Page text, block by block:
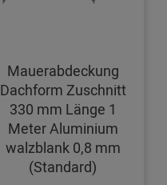
Mauerabdeckung
Dachform Zuschnitt
330 mm Länge 1
Meter Aluminium
walzblank 0,8 mm
(Standard)